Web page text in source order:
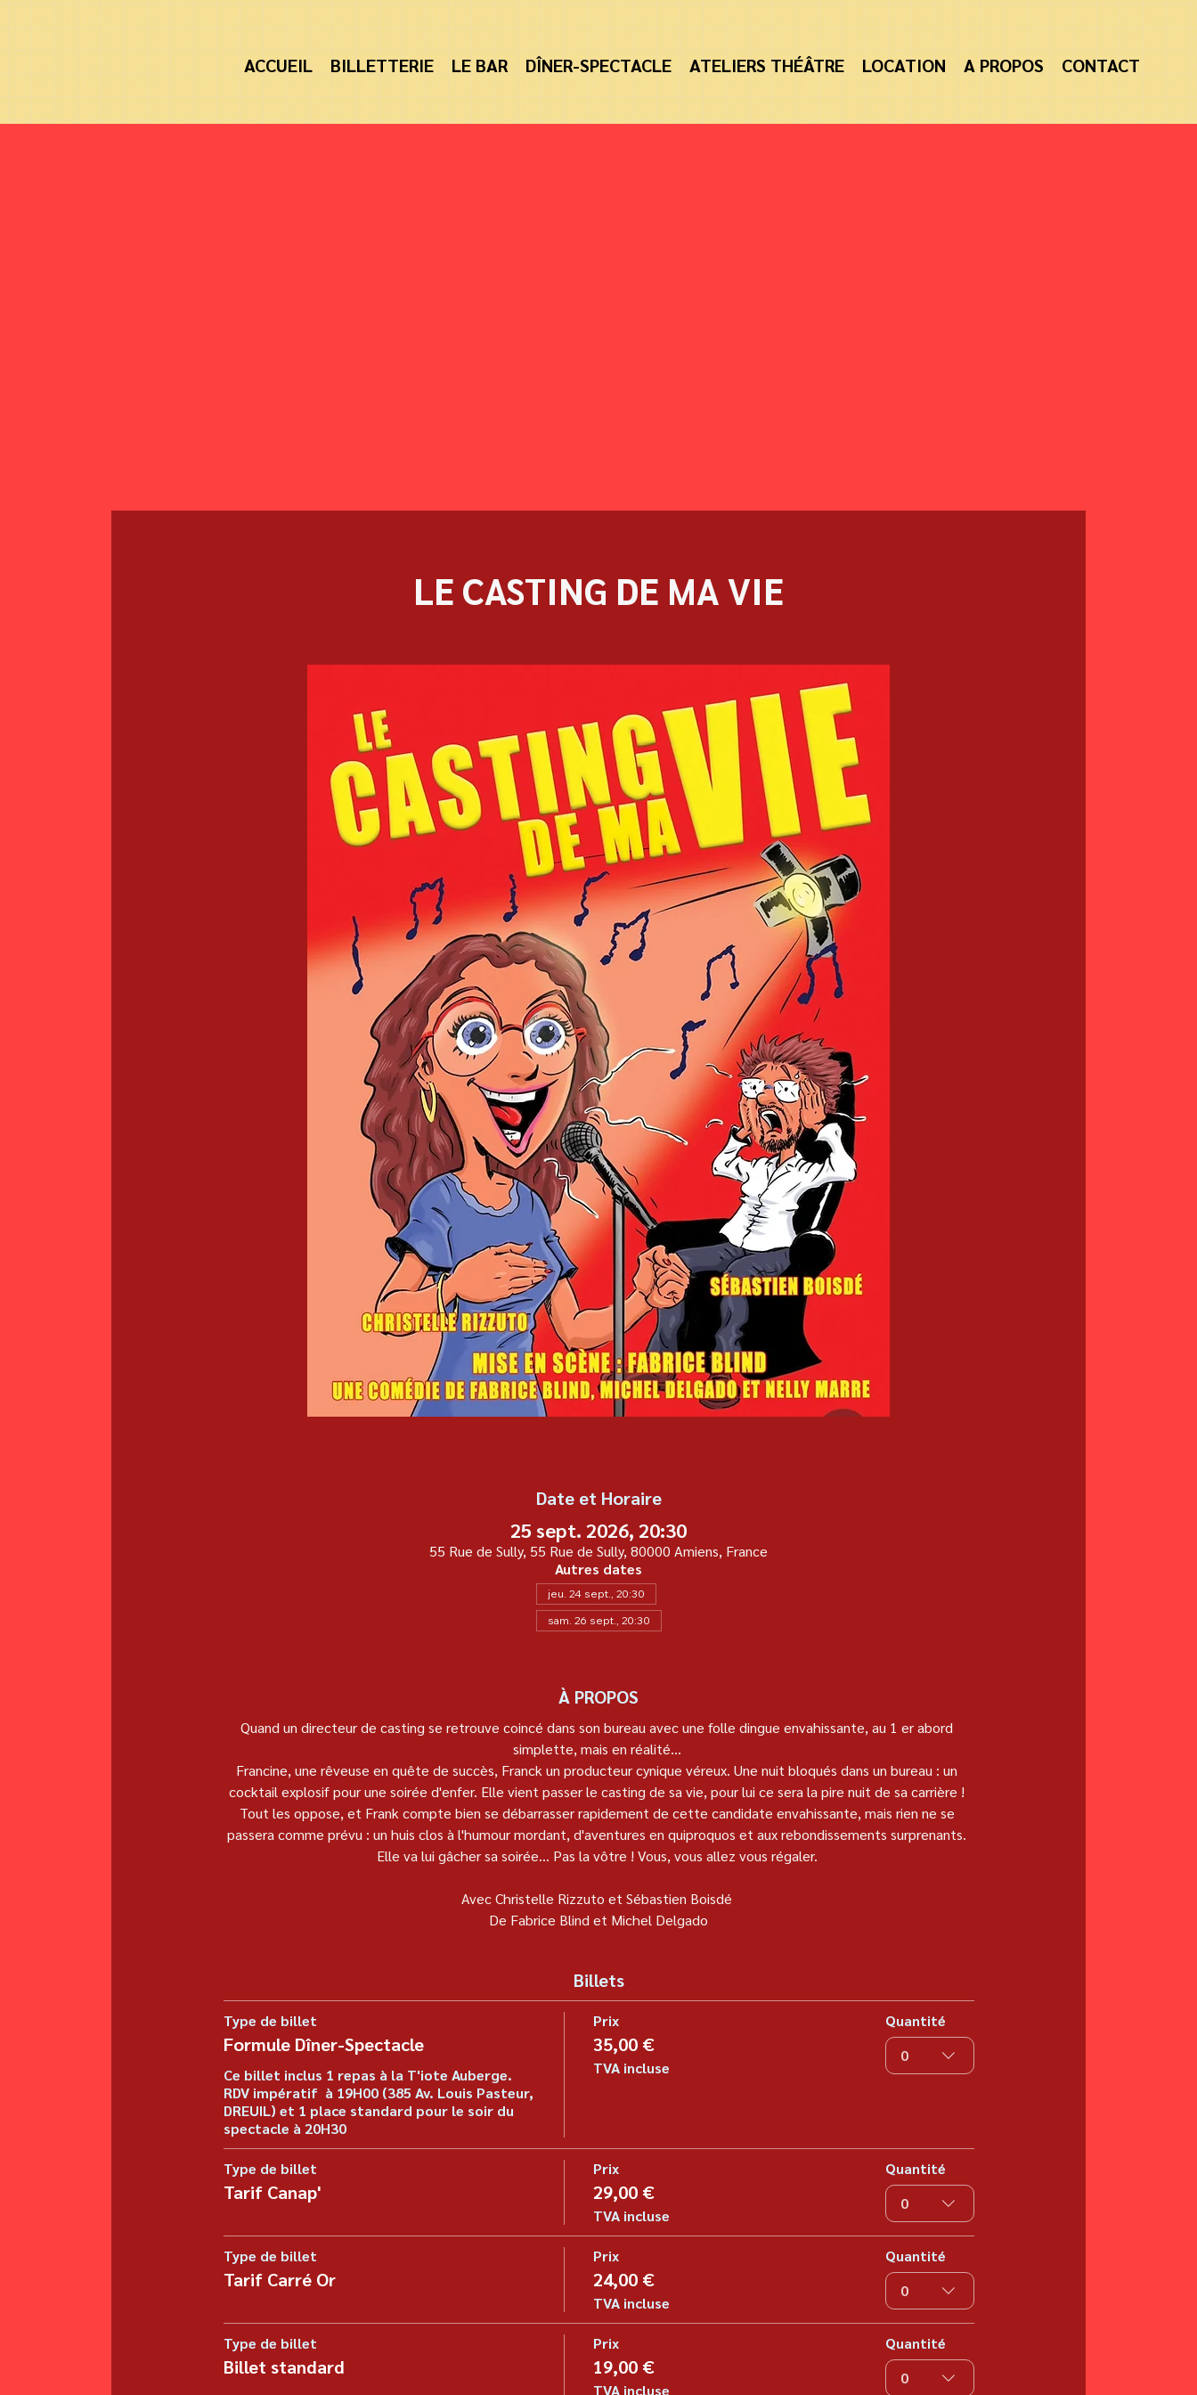
ACCUEIL BILLETTERIE LE BAR DÎNER-SPECTACLE ATELIERS THÉÂTRE LOCATION A PROPOS CONTACT
LE CASTING DE MA VIE
Date et Horaire
25 sept. 2026, 20:30
55 Rue de Sully, 55 Rue de Sully, 80000 Amiens, France
Autres dates
jeu. 24 sept., 20:30
sam. 26 sept., 20:30
À PROPOS
Quand un directeur de casting se retrouve coincé dans son bureau avec une folle dingue envahissante, au 1 er abord
simplette, mais en réalité…
Francine, une rêveuse en quête de succès, Franck un producteur cynique véreux. Une nuit bloqués dans un bureau : un
cocktail explosif pour une soirée d'enfer. Elle vient passer le casting de sa vie, pour lui ce sera la pire nuit de sa carrière !
Tout les oppose, et Frank compte bien se débarrasser rapidement de cette candidate envahissante, mais rien ne se
passera comme prévu : un huis clos à l'humour mordant, d'aventures en quiproquos et aux rebondissements surprenants.
Elle va lui gâcher sa soirée... Pas la vôtre ! Vous, vous allez vous régaler.
Avec Christelle Rizzuto et Sébastien Boisdé
De Fabrice Blind et Michel Delgado
Billets
Type de billet
Formule Dîner-Spectacle
Ce billet inclus 1 repas à la T'iote Auberge.
RDV impératif  à 19H00 (385 Av. Louis Pasteur,
DREUIL) et 1 place standard pour le soir du
spectacle à 20H30
Prix
35,00 €
TVA incluse
Quantité
0
Type de billet
Tarif Canap'
Prix
29,00 €
TVA incluse
Quantité
0
Type de billet
Tarif Carré Or
Prix
24,00 €
TVA incluse
Quantité
0
Type de billet
Billet standard
Prix
19,00 €
TVA incluse
Quantité
0